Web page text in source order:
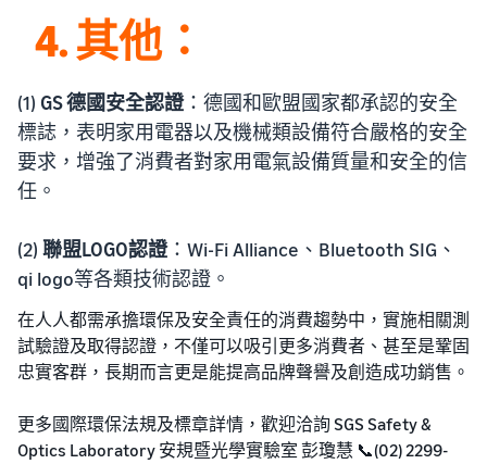
4. 其他：
(1) GS 德國安全認證：德國和歐盟國家都承認的安全
標誌，表明家用電器以及機械類設備符合嚴格的安全
要求，增強了消費者對家用電氣設備質量和安全的信
任。
(2) 聯盟LOGO認證：Wi-Fi Alliance、Bluetooth SIG、
qi logo等各類技術認證。
在人人都需承擔環保及安全責任的消費趨勢中，實施相關測
試驗證及取得認證，不僅可以吸引更多消費者、甚至是鞏固
忠實客群，長期而言更是能提高品牌聲譽及創造成功銷售。
更多國際環保法規及標章詳情，歡迎洽詢 SGS Safety &
Optics Laboratory 安規暨光學實驗室 彭瓊慧 📞(02) 2299-